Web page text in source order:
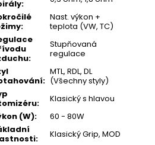
:
:
Nast. výkon +
teplota (VW, TC)
:
Stupňovaná
regulace
:
MTL, RDL, DL
(Všechny styly)
:
Klasický s hlavou
(W):
60 - 80W
:
Klasický Grip, MOD